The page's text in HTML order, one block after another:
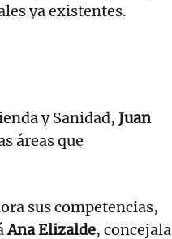
ya existentes.
y Sanidad, Juan
áreas que
sus competencias,
Ana Elizalde, concejala